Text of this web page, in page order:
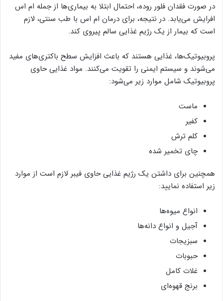
در صورت فقدان فلور روده، احتمال ابتلا به بیماری‌ها از جمله ام اس
افرایش می‌یابد. در نتیجه، برای درمان ام اس با طب سنتی، لازم
است که بیمار از یک رژیم غذایی سالم پیروی کند.
پروبیوتیک‌ها، غذایی هستند که باعث افزایش سطح باکتری‌های مفید
می‌شوند و سیستم ایمنی را تقویت می‌کنند. مواد غذایی حاوی
پروبیوتیک شامل موارد زیر می‌شود:
ماست
کفیر
کلم ترش
چای تخمیر شده
همچنین برای داشتن یک رژیم غذایی حاوی فیبر لازم است از موارد
زیر استفاده نمایید:
انواع میوه‌ها
آجیل و انواع دانه‌ها
سبزیجات
حبوبات
غلات کامل
برنج قهوه‌ای